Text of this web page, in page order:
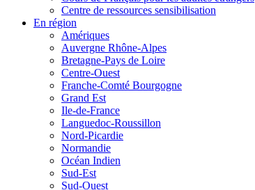
Centre de ressources sensibilisation
En région
Amériques
Auvergne Rhône-Alpes
Bretagne-Pays de Loire
Centre-Ouest
Franche-Comté Bourgogne
Grand Est
Ile-de-France
Languedoc-Roussillon
Nord-Picardie
Normandie
Océan Indien
Sud-Est
Sud-Ouest